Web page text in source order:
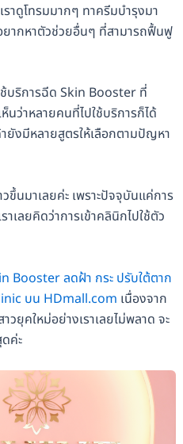
าดูโทรมมากๆ ทาครีมบำรุงมา
ยากหาตัวช่วยอื่นๆ ที่สามารถฟื้นฟู
ช้บริการฉีด Skin Booster ที่
นว่าหลายคนที่ไปใช้บริการก็ได้
งมีหลายสูตรให้เลือกตามปัญหา
นมาเลยค่ะ เพราะปัจจุบันแค่การ
เลยคิดว่าการเข้าคลินิกไปใช้ตัว
Booster ลดฝ้า กระ ปรับใต้ตาก
บน HDmall.com เนื่องจาก
วยุคใหม่อย่างเราเลยไม่พลาด จะ
ค่ะ